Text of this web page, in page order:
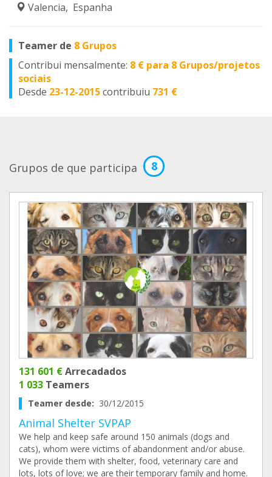
Valencia, Espanha
Teamer de 8 Grupos
Contribui mensalmente: 8 € para 8 Grupos/projetos
sociais
Desde 23-12-2015contribuiu 731 €
Grupos de que participa 8
131 601 €Arrecadados
1 033 Teamers
Teamer desde: 30/12/2015
Animal Shelter SVPAP
We help and keep safe around 150 animals (dogs and
cats), whom were victims of abandonment and/or abuse.
We provide them with shelter, food, veterinary care and
lots, lots of love; we are their temporary family and home.